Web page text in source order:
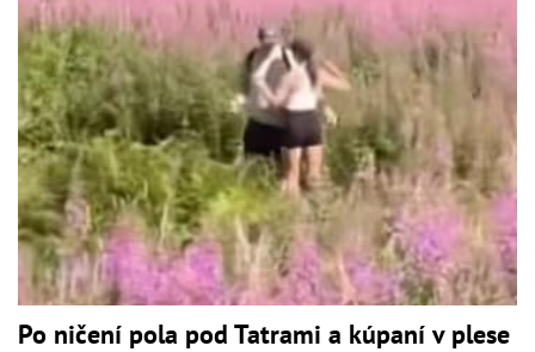
Po ničení pola pod Tatrami a kúpaní v plese